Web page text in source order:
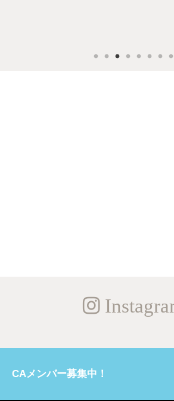
CAメンバー募集中！